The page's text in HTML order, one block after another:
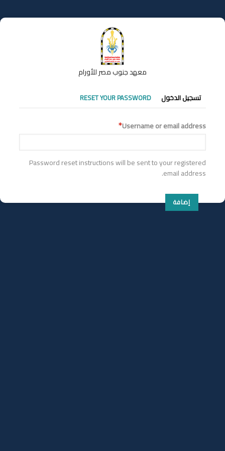
إلى
المحتوى
معهد جنوب مصر للأورام
التبويبات
الأساسية
تسجيل الدخول RESET YOUR PASSWORD
Username or email address
Password reset instructions will be sent to your registered
email address.